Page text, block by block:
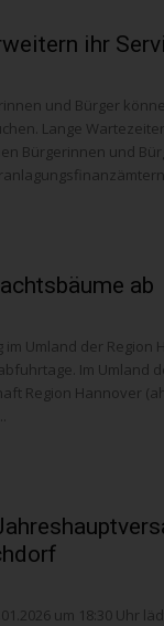
ihr
und Bürger
Lange
Bürgerinnen und
ab
Umland der Region
Im Umland
Region Hannover
um 18:30 Uhr